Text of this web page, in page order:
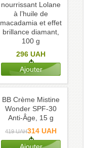
nourrissant Lolane
à l’huile de
macadamia et effet
brillance diamant,
100 g
296UAH
BB Crème Mistine
Wonder SPF-30
Anti-Âge, 15 g
419UAH314UAH